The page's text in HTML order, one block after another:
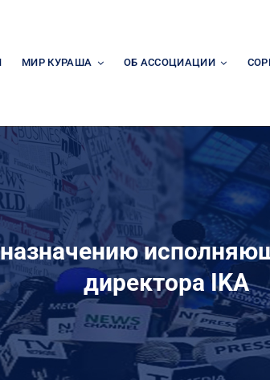
МИР КУРАША ОБ АССОЦИАЦИИ
директора IKA